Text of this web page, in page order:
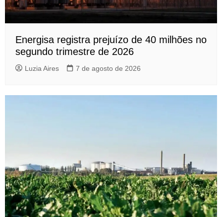
Energisa registra prejuízo de 40 milhões no
segundo trimestre de 2026
Luzia Aires 7 de agosto de 2026